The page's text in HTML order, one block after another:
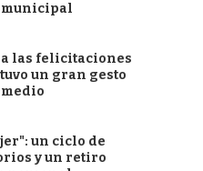
las felicitaciones
un gran gesto
un ciclo de
y un retiro